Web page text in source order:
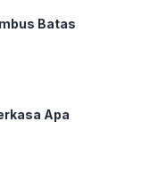
Batas
Apa